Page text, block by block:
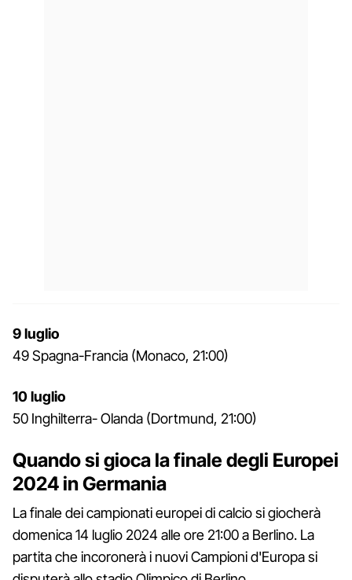
9 luglio
49 Spagna-Francia (Monaco, 21:00)
10 luglio
50 Inghilterra- Olanda (Dortmund, 21:00)
Quando si gioca la finale degli Europei
2024 in Germania
La finale dei campionati europei di calcio si giocherà
domenica 14 luglio 2024 alle ore 21:00 a Berlino. La
partita che incoronerà i nuovi Campioni d'Europa si